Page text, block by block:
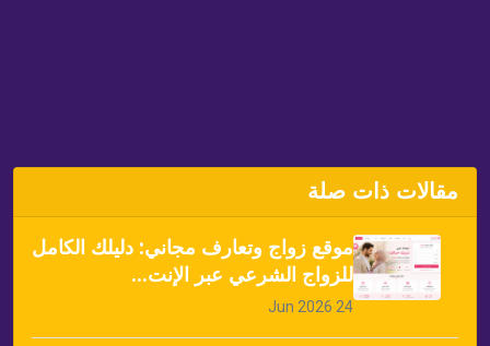
مقالات ذات صلة
موقع زواج وتعارف مجاني: دليلك الكامل
للزواج الشرعي عبر الإنت...
24 Jun 2026